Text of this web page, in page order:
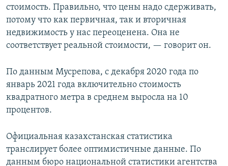
стоимость. Правильно, что цены надо сдерживать,
потому что как первичная, так и вторичная
недвижимость у нас переоценена. Она не
соответствует реальной стоимости, — говорит он.
По данным Мусрепова, с декабря 2020 года по
январь 2021 года включительно стоимость
квадратного метра в среднем выросла на 10
процентов.
Официальная казахстанская статистика
транслирует более оптимистичные данные. По
данным бюро национальной статистики агентства